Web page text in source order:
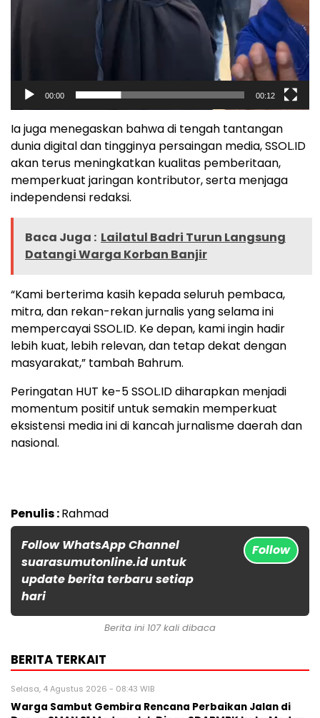
00:00 00:12
Ia juga menegaskan bahwa di tengah tantangan
dunia digital dan tingginya persaingan media, SSOL.ID
akan terus meningkatkan kualitas pemberitaan,
memperkuat jaringan kontributor, serta menjaga
independensi redaksi.
Baca Juga : Lailatul Badri Turun Langsung
Datangi Warga Korban Banjir
“Kami berterima kasih kepada seluruh pembaca,
mitra, dan rekan-rekan jurnalis yang selama ini
mempercayai SSOL.ID. Ke depan, kami ingin hadir
lebih kuat, lebih relevan, dan tetap dekat dengan
masyarakat,” tambah Bahrum.
Peringatan HUT ke-5 SSOL.ID diharapkan menjadi
momentum positif untuk semakin memperkuat
eksistensi media ini di kancah jurnalisme daerah dan
nasional.
Penulis :Rahmad
Follow WhatsApp Channel
suarasumutonline.id untuk
update berita terbaru setiap
hari
Follow
Berita ini 107 kali dibaca
BERITA TERKAIT
Selasa, 4 Agustus 2026 - 08:43 WIB
Warga Sambut Gembira Rencana Perbaikan Jalan di